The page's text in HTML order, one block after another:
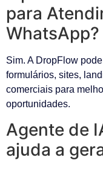
para
WhatsApp?
Sim. A DropFlow
formulários, sites,
comerciais para
oportunidades.
Agente de
ajuda a